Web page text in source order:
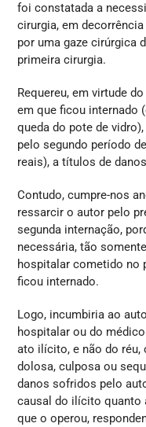
foi constatada a
cirurgia, em
por uma gaze cirúrgica
primeira cirurgia.
Requereu, em virtude
em que ficou internado
queda do pote de
pelo segundo período
reais), a títulos de
Contudo, cumpre-nos
ressarcir o autor pelo
segunda internação,
necessária, tão
hospitalar cometido no
ficou internado.
Logo, incumbiria ao
hospitalar ou do
ato ilícito, e não do réu,
dolosa, culposa ou
danos sofridos pelo
causal do ilícito quanto
que o operou,